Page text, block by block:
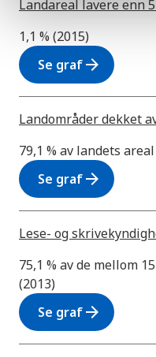
Landareal lavere enn
1,1 % (2015)
Se grafarrow_forward
Landområder dekket
79,1 % av landets
Se grafarrow_forward
Lese- og
75,1 % av de mellom
(2013)
Se grafarrow_forward